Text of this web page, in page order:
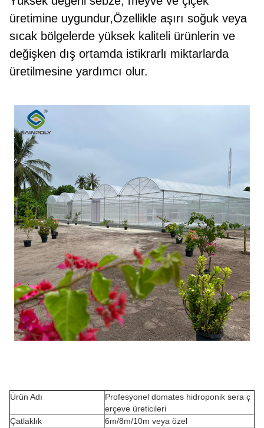
üretimine uygundur,Özellikle aşırı soğuk veya
sıcak bölgelerde yüksek kaliteli ürünlerin ve
değişken dış ortamda istikrarlı miktarlarda
üretilmesine yardımcı olur.
Ürün Adı
Profesyonel domates hidroponik sera ç
erçeve üreticileri
Çatlaklık
6m/8m/10m veya özel